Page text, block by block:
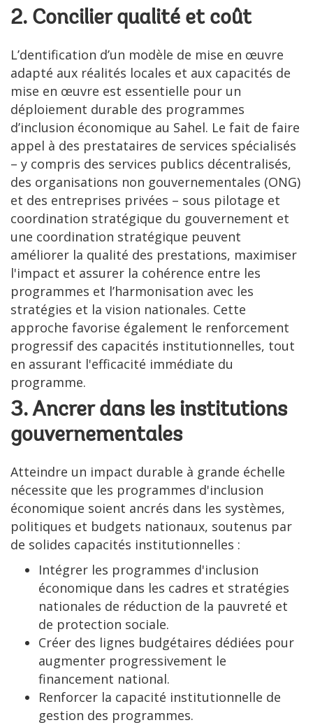
2. Concilier qualité et coût
L’dentification d’un modèle de mise en œuvre
adapté aux réalités locales et aux capacités de
mise en œuvre est essentielle pour un
déploiement durable des programmes
d’inclusion économique au Sahel. Le fait de faire
appel à des prestataires de services spécialisés
– y compris des services publics décentralisés,
des organisations non gouvernementales (ONG)
et des entreprises privées – sous pilotage et
coordination stratégique du gouvernement et
une coordination stratégique peuvent
améliorer la qualité des prestations, maximiser
l'impact et assurer la cohérence entre les
programmes et l’harmonisation avec les
stratégies et la vision nationales. Cette
approche favorise également le renforcement
progressif des capacités institutionnelles, tout
en assurant l'efficacité immédiate du
programme.
3. Ancrer dans les institutions
gouvernementales
Atteindre un impact durable à grande échelle
nécessite que les programmes d'inclusion
économique soient ancrés dans les systèmes,
politiques et budgets nationaux, soutenus par
de solides capacités institutionnelles :
Intégrer les programmes d'inclusion
économique dans les cadres et stratégies
nationales de réduction de la pauvreté et
de protection sociale.
Créer des lignes budgétaires dédiées pour
augmenter progressivement le
financement national.
Renforcer la capacité institutionnelle de
gestion des programmes.